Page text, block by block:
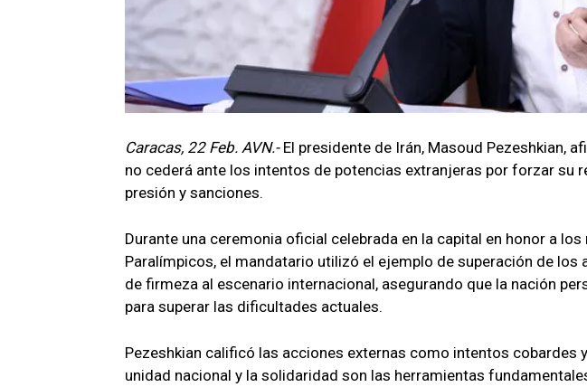
Caracas, 22 Feb. AVN.- El presidente de Irán, Masoud Pezeshkian,
no cederá ante los intentos de potencias extranjeras por forzar su
presión y sanciones.
Durante una ceremonia oficial celebrada en la capital en honor a
Paralímpicos, el mandatario utilizó el ejemplo de superación de los
de firmeza al escenario internacional, asegurando que la nación
para superar las dificultades actuales.
Pezeshkian calificó las acciones externas como intentos cobardes
unidad nacional y la solidaridad son las herramientas